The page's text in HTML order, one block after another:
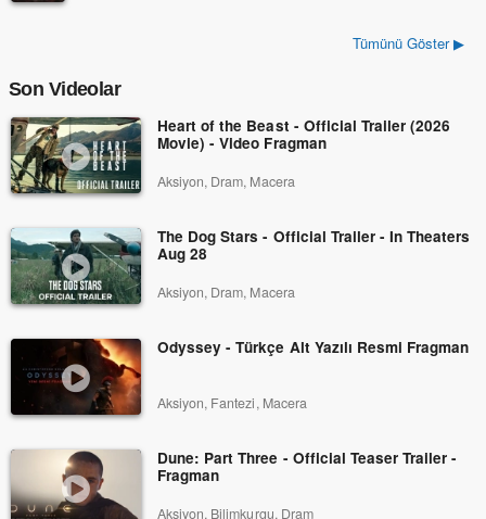
Tümünü Göster ▶
Son Videolar
Heart of the Beast - Official Trailer (2026
Movie) - Video Fragman
Aksiyon, Dram, Macera
The Dog Stars - Official Trailer - In Theaters
Aug 28
Aksiyon, Dram, Macera
Odyssey - Türkçe Alt Yazılı Resmi Fragman
Aksiyon, Fantezi, Macera
Dune: Part Three - Official Teaser Trailer -
Fragman
Aksiyon, Bilimkurgu, Dram